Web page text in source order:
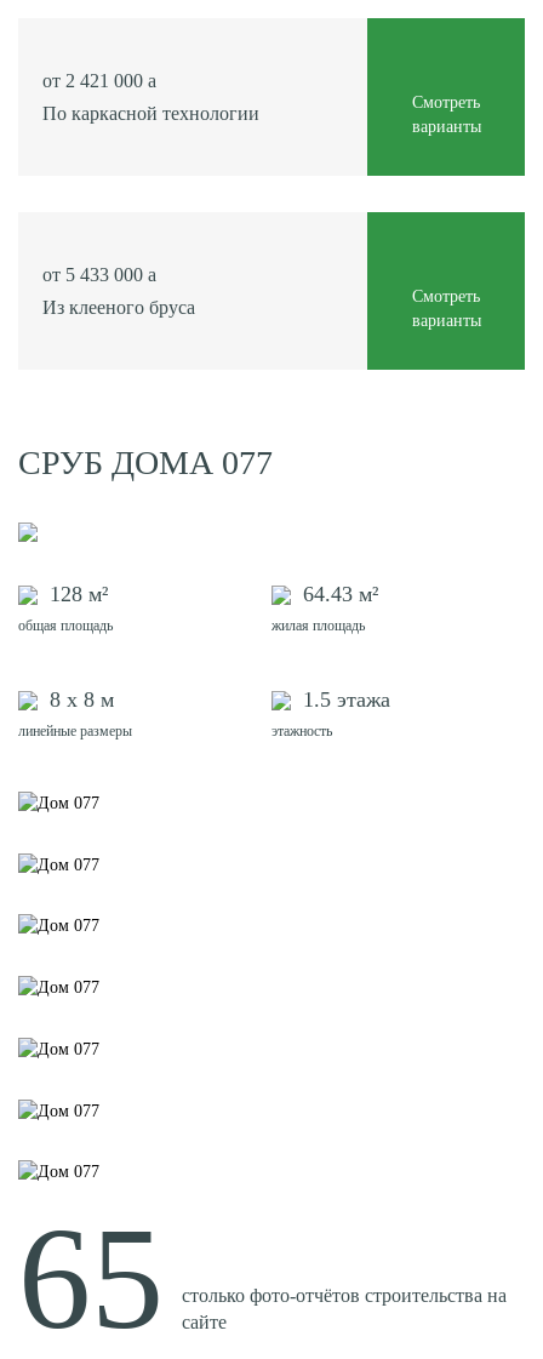
от 2 421 000
По каркасной технологии
Смотреть
варианты
от 5 433 000
Из клееного бруса
Смотреть
варианты
СРУБ ДОМА 077
128 м²
общая площадь
64.43 м²
жилая площадь
8 х 8 м
линейные размеры
1.5 этажа
этажность
65 столько фото-отчётов строительства на
сайте